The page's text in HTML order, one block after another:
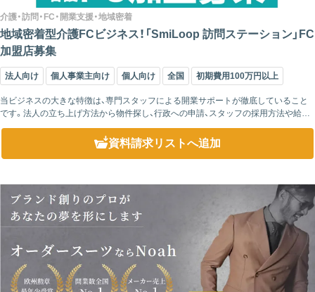
介護・訪問・FC・開業支援・地域密着
地域密着型介護FCビジネス！「SmiLoop 訪問ステーション」FC
加盟店募集
法人向け 個人事業主向け 個人向け 全国 初期費用100万円以上
当ビジネスの大きな特徴は、専門スタッフによる開業サポートが徹底していること
です。法人の立ち上げ方法から物件探し、行政への申請、スタッフの採用方法や給与
設定、広告宣伝の仕方まで、初めての方にもわかりやすく丁寧に指導します。また、加
資料請求リストへ追加